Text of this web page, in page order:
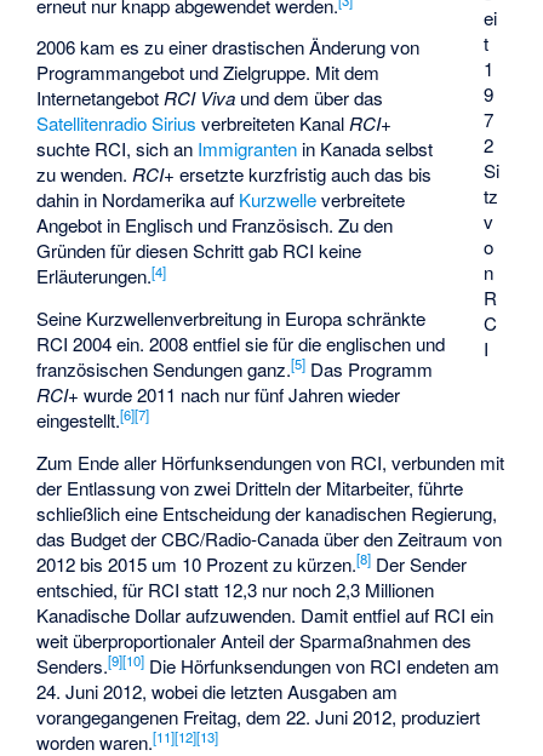
ei
t
1
9
7
2
Si
tz
v
o
n
R
C
I
2006 kam es zu einer drastischen Änderung von
Programmangebot und Zielgruppe. Mit dem
InternetangebotRCI Viva und dem über das
Satellitenradio Sirius verbreiteten KanalRCI+
suchte RCI, sich an Immigranten in Kanada selbst
zu wenden.RCI+ ersetzte kurzfristig auch das bis
dahin in Nordamerika auf Kurzwelleverbreitete
Angebot in Englisch und Französisch. Zu den
Gründen für diesen Schritt gab RCI keine
Erläuterungen.[4]
Seine Kurzwellenverbreitung in Europa schränkte
RCI 2004 ein. 2008 entfiel sie für die englischen und
französischen Sendungen ganz.[5] Das Programm
RCI+ wurde 2011 nach nur fünf Jahren wieder
eingestellt.[6][7]
Zum Ende aller Hörfunksendungen von RCI, verbunden mit
der Entlassung von zwei Dritteln der Mitarbeiter, führte
schließlich eine Entscheidung der kanadischen Regierung,
das Budget der CBC/Radio-Canada über den Zeitraum von
2012 bis 2015 um 10 Prozent zu kürzen.[8] Der Sender
entschied, für RCI statt 12,3 nur noch 2,3 Millionen
Kanadische Dollar aufzuwenden. Damit entfiel auf RCI ein
weit überproportionaler Anteil der Sparmaßnahmen des
Senders.[9][10] Die Hörfunksendungen von RCI endeten am
24. Juni 2012, wobei die letzten Ausgaben am
vorangegangenen Freitag, dem 22. Juni 2012, produziert
worden waren.[11][12][13]